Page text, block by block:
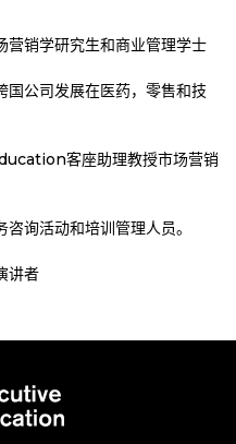
营销学研究生和商业管理学士
国公司发展在医药，零售和技
客座助理教授市场营销
询活动和培训管理人员。
讲者